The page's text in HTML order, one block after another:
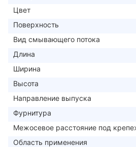
Цвет
Поверхность
Вид смывающего потока
Длина
Ширина
Высота
Направление выпуска
Фурнитура
Межосевое расстояние под
Область применения